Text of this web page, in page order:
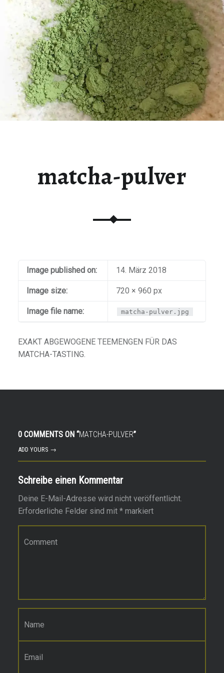
matcha-pulver
Image published on: 14. März 2018
Image size: 720 × 960 px
Image file name: matcha-pulver.jpg
EXAKT ABGEWOGENE TEEMENGEN FÜR DAS
MATCHA-TASTING.
0 COMMENTS ON “MATCHA-PULVER”
ADD YOURS →
Schreibe einen Kommentar
Deine E-Mail-Adresse wird nicht veröffentlicht.
Erforderliche Felder sind mit *markiert
Name
*